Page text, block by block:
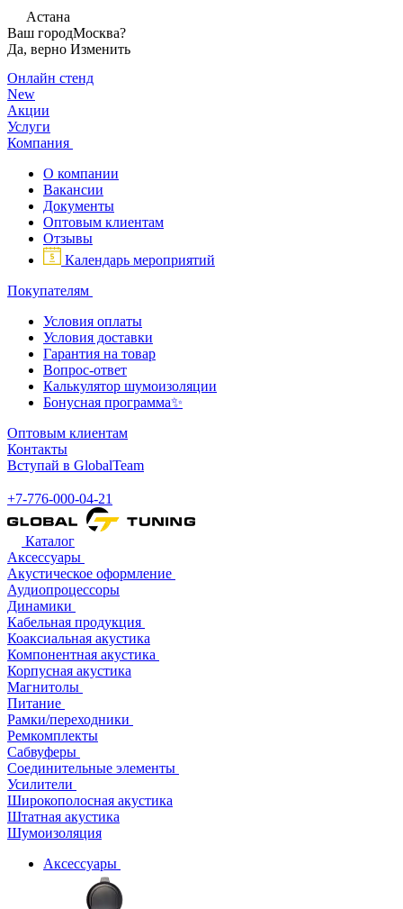
Астана
Ваш городМосква?
Да, верно Изменить
Онлайн стенд
New
Акции
Услуги
Компания
О компании
Вакансии
Документы
Оптовым клиентам
Отзывы
Календарь мероприятий
Покупателям
Условия оплаты
Условия доставки
Гарантия на товар
Вопрос-ответ
Калькулятор шумоизоляции
Бонусная программа✨
Оптовым клиентам
Контакты
Вступай в GlobalTeam
+7-776-000-04-21
Каталог
Аксессуары
Акустическое оформление
Аудиопроцессоры
Динамики
Кабельная продукция
Коаксиальная акустика
Компонентная акустика
Корпусная акустика
Магнитолы
Питание
Рамки/переходники
Ремкомплекты
Сабвуферы
Соединительные элементы
Усилители
Широкополосная акустика
Штатная акустика
Шумоизоляция
Аксессуары